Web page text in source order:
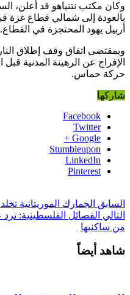
وكان مكتب نتنياهو قد أعلن،
بالعودة إلى شمالي قطاع غزة
أربيل يهود المحتجزة في القطاع.
وبمقتضى اتفاق وقف إطلاق
الإفراج عن الرهينة المدنية
حركة حماس.
شاركها
Facebook
Twitter
Google +
Stumbleupon
LinkedIn
Pinterest
السابق الجمارك الموريتانية
التالي الفصائل الفلسطينية:
من ساكنيها
شاهد أيضاً